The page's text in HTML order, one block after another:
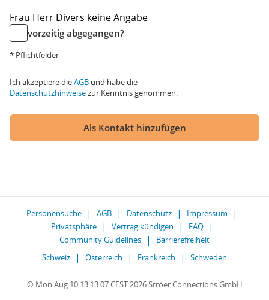
Frau Herr Divers keine Angabe
vorzeitig abgegangen?
* Pflichtfelder
Ich akzeptiere dieAGB und habe die
Datenschutzhinweisezur Kenntnis genommen.
Als Kontakt hinzufügen
Personensuche AGB Datenschutz
Impressum
Privatsphäre
Vertrag kündigen
FAQ
Community Guidelines
Barrierefreiheit
Schweiz
Österreich Frankreich Schweden
© Mon Aug 10 13:13:07 CEST 2026 Ströer Connections GmbH